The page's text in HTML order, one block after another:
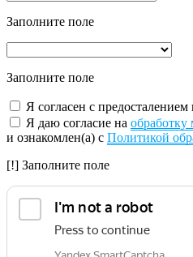
Заполните поле
Заполните поле
Я согласен с
Я даю согласие на
и ознакомлен(а) с Политикой
[!] Заполните поле